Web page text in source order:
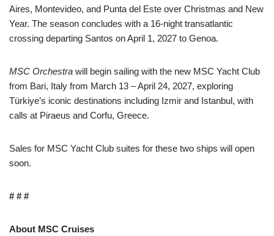
Aires, Montevideo, and Punta del Este over Christmas and New
Year. The season concludes with a 16-night transatlantic
crossing departing Santos on April 1, 2027 to Genoa.
MSC Orchestra will begin sailing with the new MSC Yacht Club
from Bari, Italy from March 13 – April 24, 2027, exploring
Türkiye’s iconic destinations including Izmir and Istanbul, with
calls at Piraeus and Corfu, Greece.
Sales for MSC Yacht Club suites for these two ships will open
soon.
# # #
About MSC Cruises